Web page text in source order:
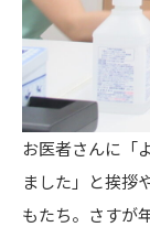
お医者さんに「
ました」と挨拶
もたち。さすが